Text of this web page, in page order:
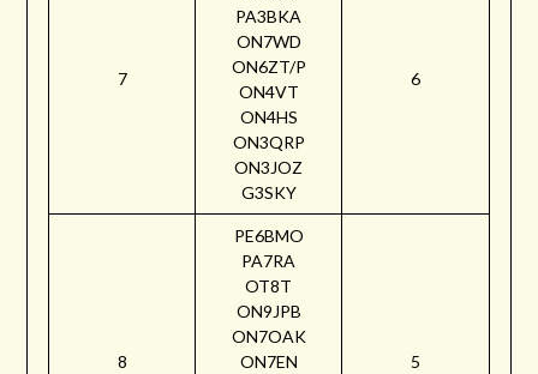
7
PA3BKA
ON7WD
ON6ZT/P
ON4VT
ON4HS
ON3QRP
ON3JOZ
G3SKY
6
8
PE6BMO
PA7RA
OT8T
ON9JPB
ON7OAK
ON7EN
5